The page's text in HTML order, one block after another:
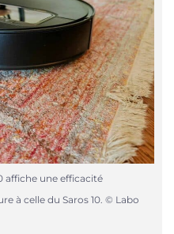
affiche une efficacité
à celle du Saros 10. © Labo